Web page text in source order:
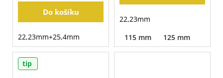
Do košíku
22,23mm+25,4mm
22,23mm
115 mm
125 mm
tip